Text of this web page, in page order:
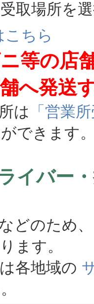
取場所を
ちら
等の店
へ発送
は 「営業
できます
ライバー
どのため
ます。
各地域の